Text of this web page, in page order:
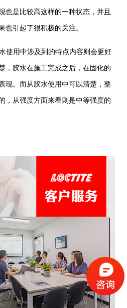
也是比较高这样的一种状态，并且
也引起了很积极的关注。
使用中涉及到的特点内容则会更好
，胶水在施工完成之后，在固化的
现。而从胶水使用中可以清楚，整
，从强度方面来看则是中等强度的